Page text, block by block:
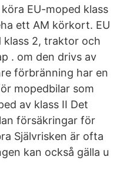
EU-moped klass
ett AM körkort. EU
klass 2, traktor och
. om den drivs av
förbränning har en
mopedbilar som
av klass II Det
försäkringar för
Självrisken är ofta
kan också gälla u